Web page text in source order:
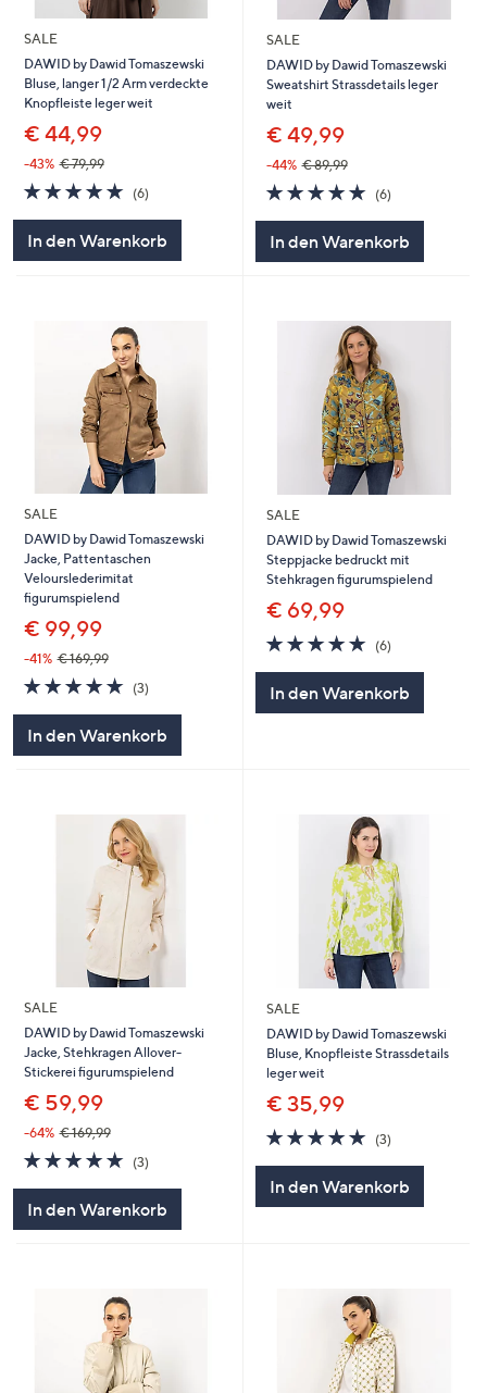
SALE
DAWID by Dawid Tomaszewski
Bluse, langer 1/2 Arm verdeckte
Knopfleiste leger weit
€ 44,99
-43% € 79,99
4.7
von
(6)6
In den Warenkorb
SALE
DAWID by Dawid Tomaszewski
Sweatshirt Strassdetails leger
weit
€ 49,99
-44% € 89,99
4.7
von
(6)
In den Warenkorb
SALE
DAWID by Dawid Tomaszewski
Jacke, Pattentaschen
Velourslederimitat
figurumspielend
€ 99,99
-41% € 169,99
4.7
von
(3)3
In den Warenkorb
SALE
DAWID by Dawid Tomaszewski
Steppjacke bedruckt mit
Stehkragen figurumspielend
€ 69,99
4.7
von
(6)
In den Warenkorb
SALE
DAWID by Dawid Tomaszewski
Jacke, Stehkragen Allover-
Stickerei figurumspielend
€ 59,99
-64% € 169,99
4.7
von
(3)3
In den Warenkorb
SALE
DAWID by Dawid Tomaszewski
Bluse, Knopfleiste Strassdetails
leger weit
€ 35,99
4.7
von
(3)3
In den Warenkorb